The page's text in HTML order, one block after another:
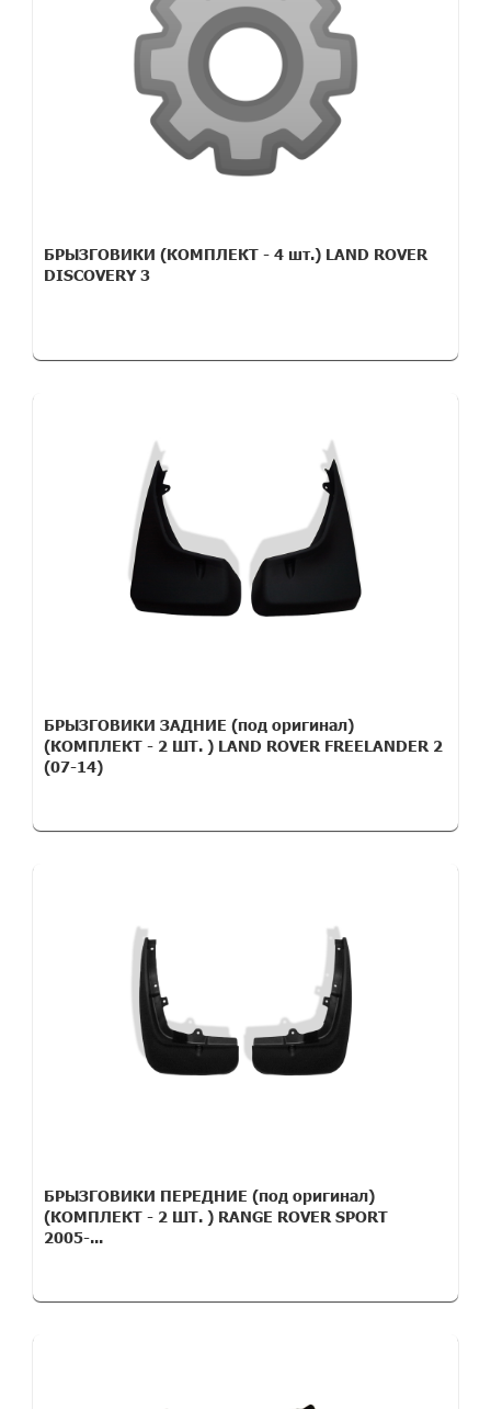
БРЫЗГОВИКИ (КОМПЛЕКТ - 4 шт.) LAND ROVER
DISCOVERY 3
БРЫЗГОВИКИ ЗАДНИЕ (под оригинал)
(КОМПЛЕКТ - 2 ШТ. ) LAND ROVER FREELANDER 2
(07-14)
БРЫЗГОВИКИ ПЕРЕДНИЕ (под оригинал)
(КОМПЛЕКТ - 2 ШТ. ) RANGE ROVER SPORT
2005-...